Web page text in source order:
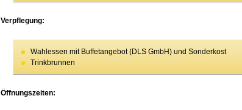
Verpflegung:
Wahlessen mit Buffetangebot (DLS GmbH) und Sonderkost
Trinkbrunnen
Öffnungszeiten: